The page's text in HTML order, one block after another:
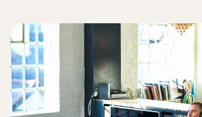
Einloggen